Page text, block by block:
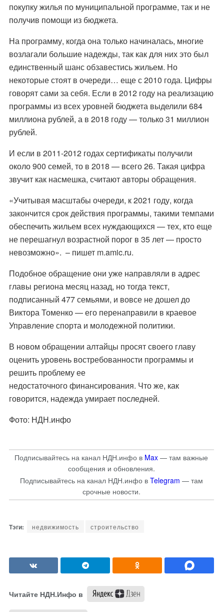
покупку жилья по муниципальной программе, так и не
получив помощи из бюджета.
На программу, когда она только начиналась, многие
возлагали большие надежды, так как для них это был
единственный шанс обзавестись жильем. Но
некоторые стоят в очереди… еще с 2010 года. Цифры
говорят сами за себя. Если в 2012 году на реализацию
программы из всех уровней бюджета выделили 684
миллиона рублей, а в 2018 году — только 31 миллион
рублей.
И если в 2011-2012 годах сертификаты получили
около 900 семей, то в 2018 — всего 26. Такая цифра
звучит как насмешка, считают авторы обращения.
«Учитывая масштабы очереди, к 2021 году, когда
закончится срок действия программы, такими темпами
обеспечить жильем всех нуждающихся — тех, кто еще
не перешагнул возрастной порог в 35 лет — просто
невозможно». – пишет m.amic.ru.
Подобное обращение они уже направляли в адрес
главы региона месяц назад, но тогда текст,
подписанный 477 семьями, и вовсе не дошел до
Виктора Томенко — его перенаправили в краевое
Управление спорта и молодежной политики.
В новом обращении алтайцы просят своего главу
оценить уровень востребованности программы и
решить проблему ее
недостаточного финансирования. Что же, как
говорится, надежда умирает последней.
Фото: НДН.инфо
Подписывайтесь на канал НДН.инфо в Max — там важные
сообщения и обновления.
Подписывайтесь на канал НДН.инфо в Telegram — там
срочные новости.
недвижимость строительство
Читайте НДН.Инфо в